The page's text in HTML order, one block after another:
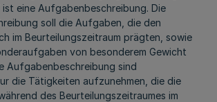
ist eine Aufgabenbeschreibung. Die
soll die Aufgaben, die den
im Beurteilungszeitraum prägten, sowie
von besonderem Gewicht
Aufgabenbeschreibung sind
die Tätigkeiten aufzunehmen, die die
des Beurteilungszeitraumes im